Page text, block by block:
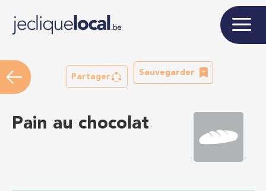
Partager
Sauvegarder
Pain au chocolat